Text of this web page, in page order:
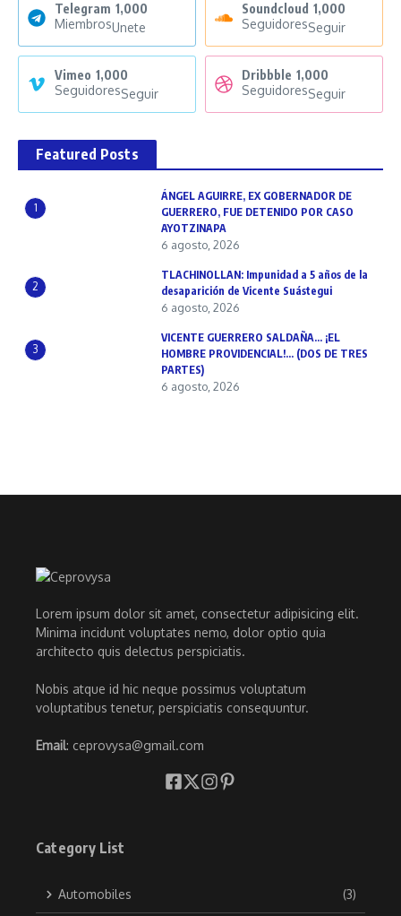
Telegram 1,000
MiembrosUnete
Soundcloud 1,000
SeguidoresSeguir
Vimeo 1,000
SeguidoresSeguir
Dribbble 1,000
SeguidoresSeguir
Featured Posts
1
ÁNGEL AGUIRRE, EX GOBERNADOR DE
GUERRERO, FUE DETENIDO POR CASO
AYOTZINAPA
6 agosto, 2026
2
TLACHINOLLAN: Impunidad a 5 años de la
desaparición de Vicente Suástegui
6 agosto, 2026
3
VICENTE GUERRERO SALDAÑA… ¡EL
HOMBRE PROVIDENCIAL!… (DOS DE TRES
PARTES)
6 agosto, 2026
Lorem ipsum dolor sit amet, consectetur adipisicing elit.
Minima incidunt voluptates nemo, dolor optio quia
architecto quis delectus perspiciatis.
Nobis atque id hic neque possimus voluptatum
voluptatibus tenetur, perspiciatis consequuntur.
Email: ceprovysa@gmail.com
Category List
Automobiles (3)